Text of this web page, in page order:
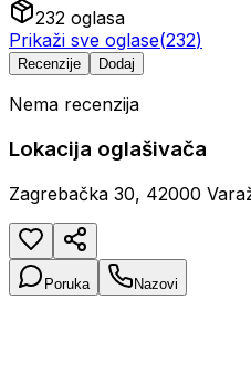
232 oglasa
Prikaži sve oglase(232)
Recenzije Dodaj
Nema recenzija
Lokacija oglašivača
Zagrebačka 30, 42000
Poruka Nazovi